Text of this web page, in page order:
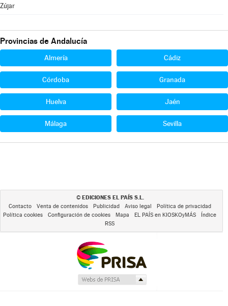
Zújar
Provincias de Andalucía
Almería Cádiz
Córdoba Granada
Huelva Jaén
Málaga Sevilla
© EDICIONES EL PAÍS S.L.
Contacto Venta de contenidos Publicidad Aviso legal
Política de privacidad
Política cookies
Configuración de cookies Mapa EL PAÍS en KIOSKOyMÁS
Índice
RSS